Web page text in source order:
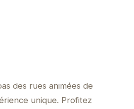
des rues animées de
unique. Profitez